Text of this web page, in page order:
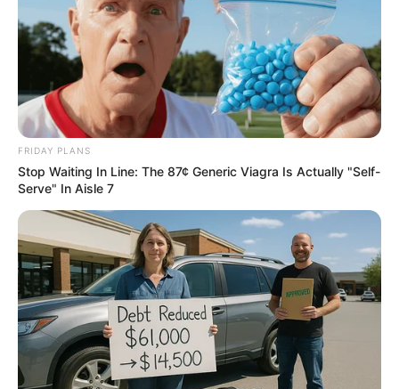
Guess Their Job — Most People Get It Wrong
BRAINBERRIES
FRIDAY PLANS
Stop Waiting In Line: The 87¢ Generic Viagra Is Actually "Self-
Serve" In Aisle 7